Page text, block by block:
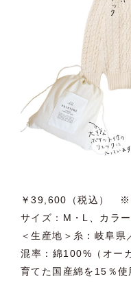
￥39,600（税込） ※
サイズ：M・L、カラ
＜生産地＞糸：岐阜県
混率：綿100%（オー
育てた国産綿を15％使